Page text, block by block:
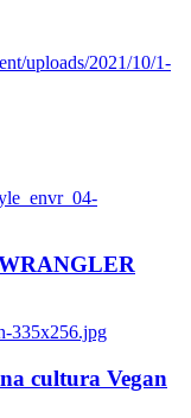
uploads/2021/10/1-
335x256.jpg
cultura Vegan